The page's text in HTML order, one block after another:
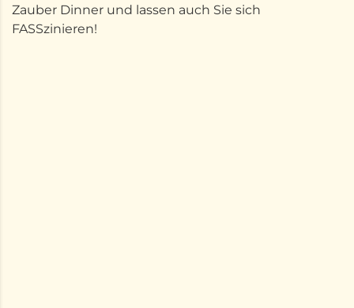
Zauber Dinner und lassen auch Sie sich
FASSzinieren!